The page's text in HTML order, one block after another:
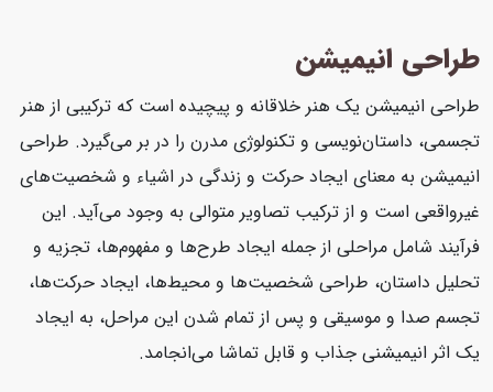
طراحی انیمیشن
طراحی انیمیشن یک هنر خلاقانه و پیچیده است که ترکیبی از هنر
تجسمی، داستان‌نویسی و تکنولوژی مدرن را در بر می‌گیرد. طراحی
انیمیشن به معنای ایجاد حرکت و زندگی در اشیاء و شخصیت‌های
غیرواقعی است و از ترکیب تصاویر متوالی به وجود می‌آید. این
فرآیند شامل مراحلی از جمله ایجاد طرح‌ها و مفهوم‌ها، تجزیه و
تحلیل داستان، طراحی شخصیت‌ها و محیط‌ها، ایجاد حرکت‌ها،
تجسم صدا و موسیقی و پس از تمام شدن این مراحل، به ایجاد
یک اثر انیمیشنی جذاب و قابل تماشا می‌انجامد.